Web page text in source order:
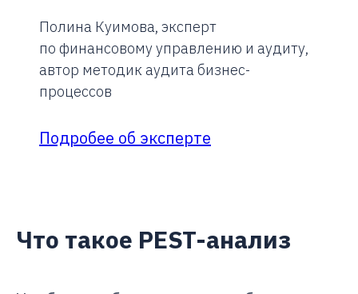
Полина Куимова, эксперт
по финансовому управлению и аудиту,
автор методик аудита бизнес-
процессов
Подробее об эксперте
Что такое PEST-анализ